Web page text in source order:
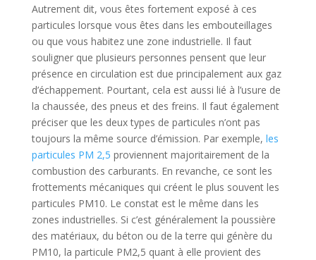
Autrement dit, vous êtes fortement exposé à ces
particules lorsque vous êtes dans les embouteillages
ou que vous habitez une zone industrielle. Il faut
souligner que plusieurs personnes pensent que leur
présence en circulation est due principalement aux gaz
d’échappement. Pourtant, cela est aussi lié à l’usure de
la chaussée, des pneus et des freins. Il faut également
préciser que les deux types de particules n’ont pas
toujours la même source d’émission. Par exemple, les
particules PM 2,5 proviennent majoritairement de la
combustion des carburants. En revanche, ce sont les
frottements mécaniques qui créent le plus souvent les
particules PM10. Le constat est le même dans les
zones industrielles. Si c’est généralement la poussière
des matériaux, du béton ou de la terre qui génère du
PM10, la particule PM2,5 quant à elle provient des